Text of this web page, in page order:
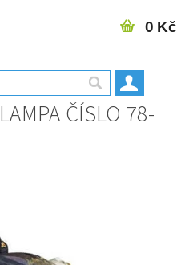
0 Kč
ČÍSLO 78-